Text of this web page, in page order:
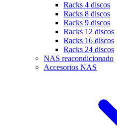
Racks 4 discos
Racks 8 discos
Racks 9 discos
Racks 12 discos
Racks 16 discos
Racks 24 discos
NAS reacondicionado
Accesorios NAS